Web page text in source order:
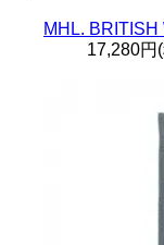
MHL. BRITISH
17,280円